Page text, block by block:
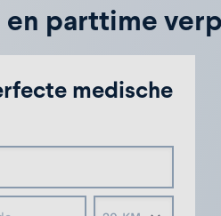
parttime
medische